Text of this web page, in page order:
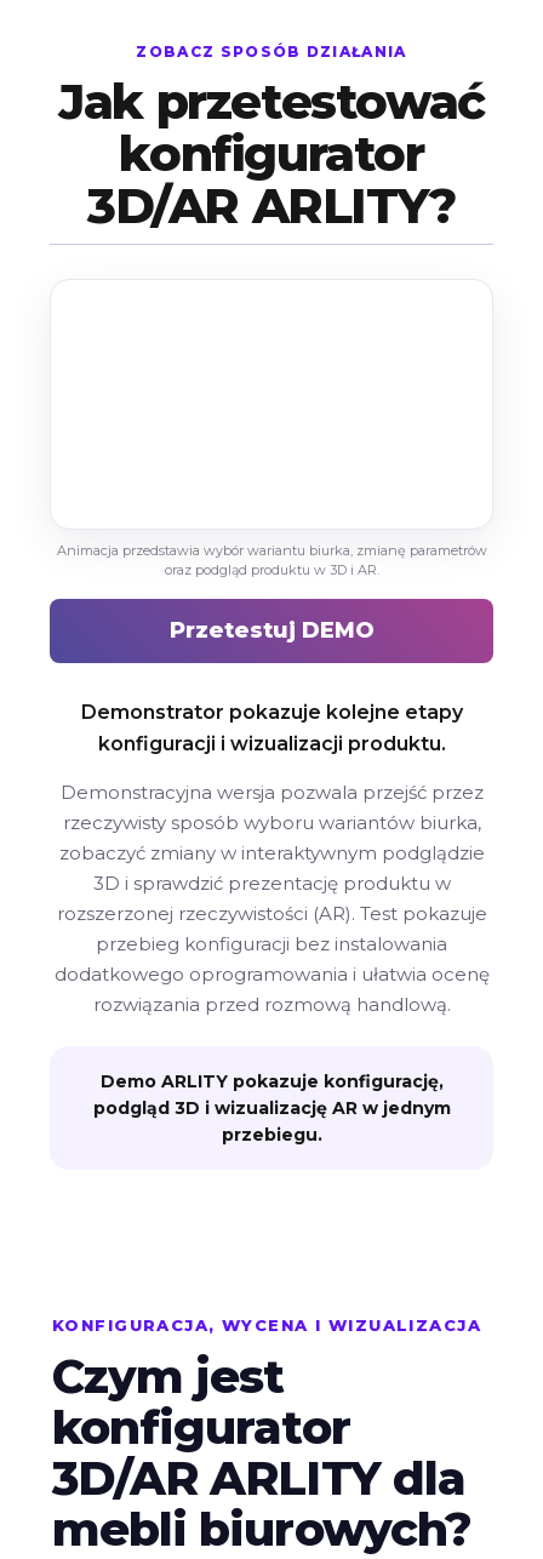
ZOBACZ SPOSÓB DZIAŁANIA
Jak przetestować
konfigurator
3D/AR ARLITY?
Animacja przedstawia wybór wariantu biurka, zmianę parametrów
oraz podgląd produktu w 3D i AR.
Przetestuj DEMO
Demonstrator pokazuje kolejne etapy
konfiguracji i wizualizacji produktu.
Demonstracyjna wersja pozwala przejść przez
rzeczywisty sposób wyboru wariantów biurka,
zobaczyć zmiany w interaktywnym podglądzie
3D i sprawdzić prezentację produktu w
rozszerzonej rzeczywistości (AR). Test pokazuje
przebieg konfiguracji bez instalowania
dodatkowego oprogramowania i ułatwia ocenę
rozwiązania przed rozmową handlową.
Demo ARLITY pokazuje konfigurację,
podgląd 3D i wizualizację AR w jednym
przebiegu.
KONFIGURACJA, WYCENA I WIZUALIZACJA
Czym jest
konfigurator
3D/AR ARLITY dla
mebli biurowych?